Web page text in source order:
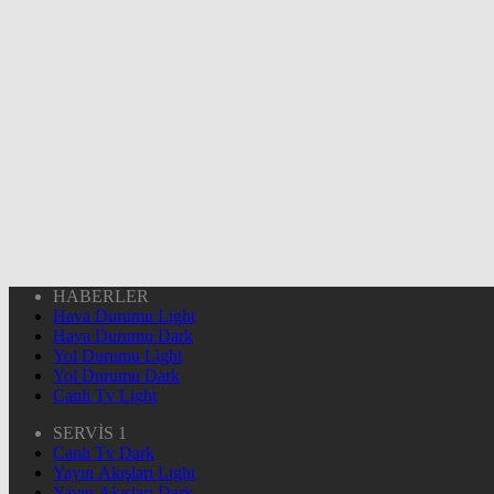
HABERLER
Hava Durumu Light
Hava Durumu Dark
Yol Durumu Light
Yol Durumu Dark
Canlı Tv Light
SERVİS 1
Canlı Tv Dark
Yayın Akışları Light